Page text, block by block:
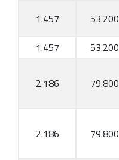
53.200
1.457
53.200
1.457
79.800
2.186
79.800
2.186